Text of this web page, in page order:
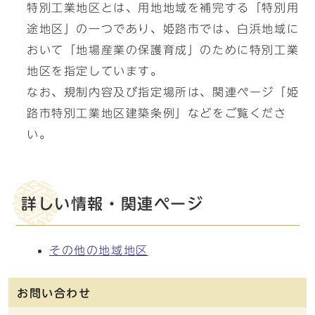
特別工業地区とは、用地地域を補完する「特別用
途地区」の一つであり、姫路市では、白浜地域に
おいて「地場産業の保護育成」のために特別工業
地区を指定しています。
なお、規制内容及び指定場所は、関連ページ「姫
路市特別工業地区建築条例」などをご覧くださ
い。
詳しい情報・関連ページ
その他の地域地区
お問い合わせ